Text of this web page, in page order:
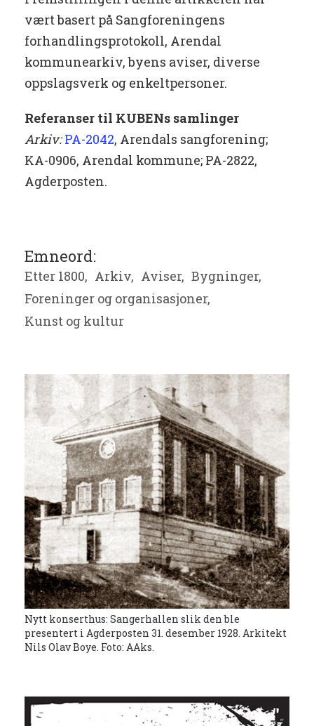
vært basert på Sangforeningens
forhandlingsprotokoll, Arendal
kommunearkiv, byens aviser, diverse
oppslagsverk og enkeltpersoner.
Referanser til KUBENs samlinger
Arkiv: PA-2042, Arendals sangforening;
KA-0906, Arendal kommune; PA-2822,
Agderposten.
Emneord:
Etter 1800, Arkiv, Aviser, Bygninger,
Foreninger og organisasjoner,
Kunst og kultur
Nytt konserthus: Sangerhallen slik den ble
presentert i Agderposten 31. desember 1928. Arkitekt
Nils Olav Boye. Foto: AAks.